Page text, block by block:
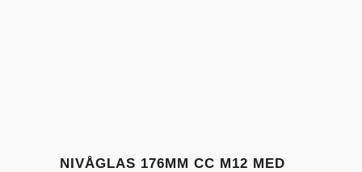
NIVÅGLAS 176MM CC M12 MED